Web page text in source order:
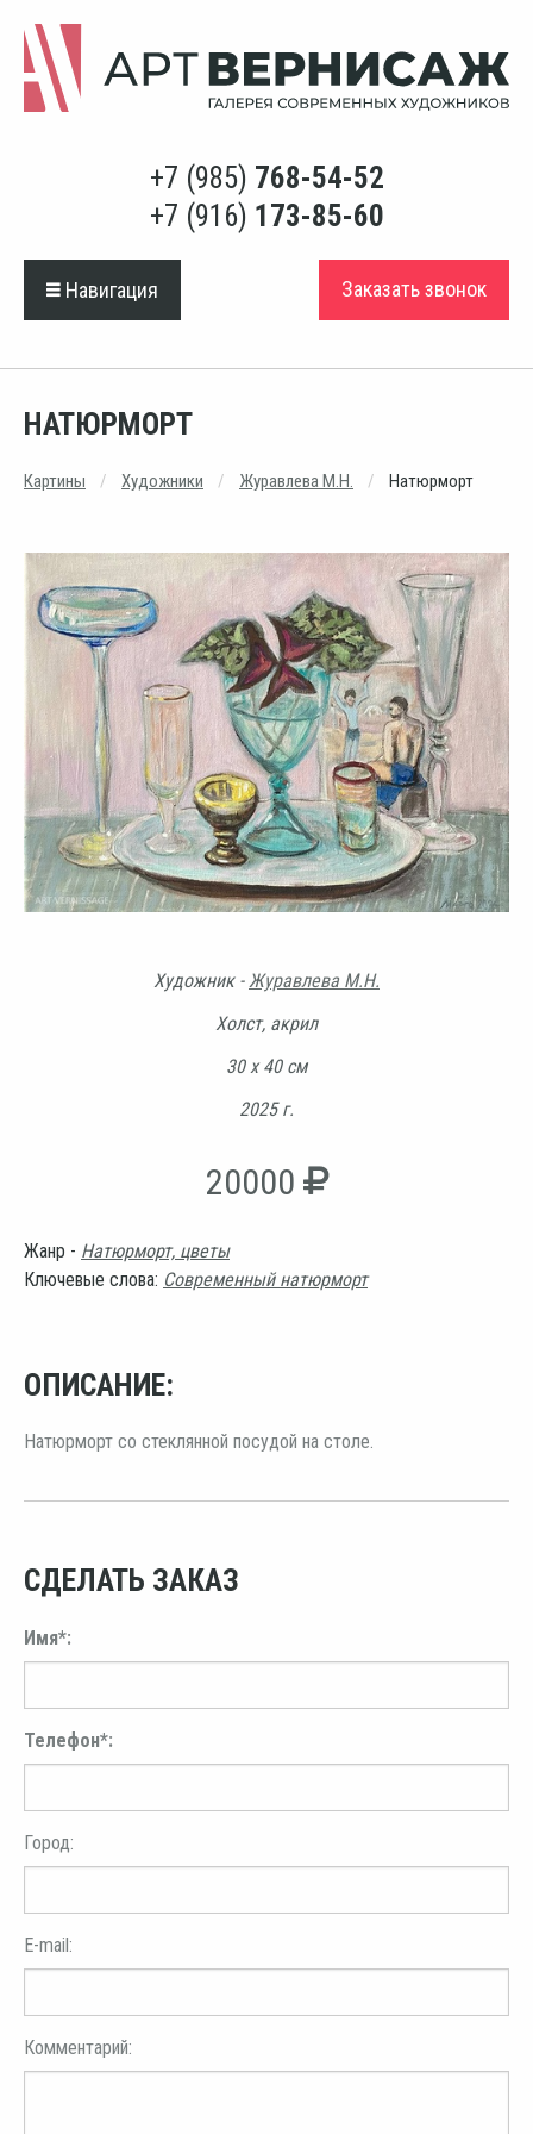
+7 (985) 768-54-52
+7 (916) 173-85-60
Навигация Заказать звонок
НАТЮРМОРТ
Картины Художники Журавлева М.Н. Натюрморт
Художник - Журавлева М.Н.
Холст, акрил
30 х 40 см
2025 г.
20000
Жанр - Натюрморт, цветы
Ключевые слова: Современный натюрморт
ОПИСАНИЕ:
Натюрморт со стеклянной посудой на столе.
СДЕЛАТЬ ЗАКАЗ
Имя*:
Телефон*:
Город:
E-mail:
Комментарий: